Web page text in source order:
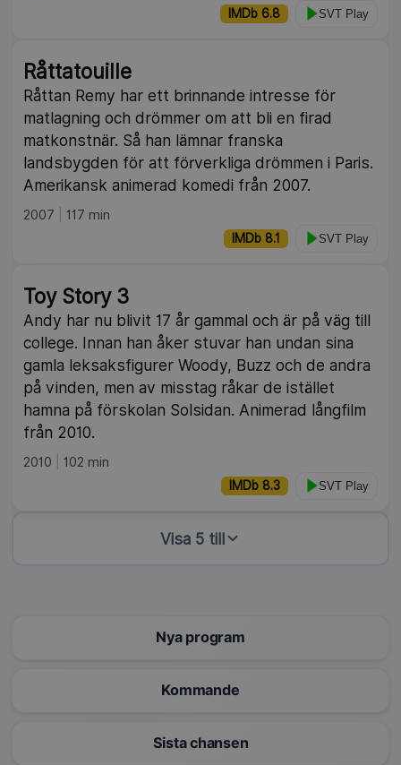
IMDb 6.8 SVT Play
Råttatouille
Råttan Remy har ett brinnande intresse för
matlagning och drömmer om att bli en firad
matkonstnär. Så han lämnar franska
landsbygden för att förverkliga drömmen i Paris.
Amerikansk animerad komedi från 2007.
2007 117 min
IMDb 8.1 SVT Play
Toy Story 3
Andy har nu blivit 17 år gammal och är på väg till
college. Innan han åker stuvar han undan sina
gamla leksaksfigurer Woody, Buzz och de andra
på vinden, men av misstag råkar de istället
hamna på förskolan Solsidan. Animerad långfilm
från 2010.
2010 102 min
IMDb 8.3 SVT Play
Visa 5 till
Nya program
Kommande
Sista chansen